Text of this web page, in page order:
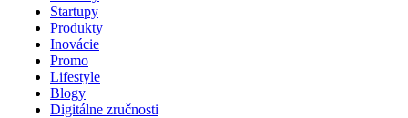
Startupy
Produkty
Inovácie
Promo
Lifestyle
Blogy
Digitálne zručnosti